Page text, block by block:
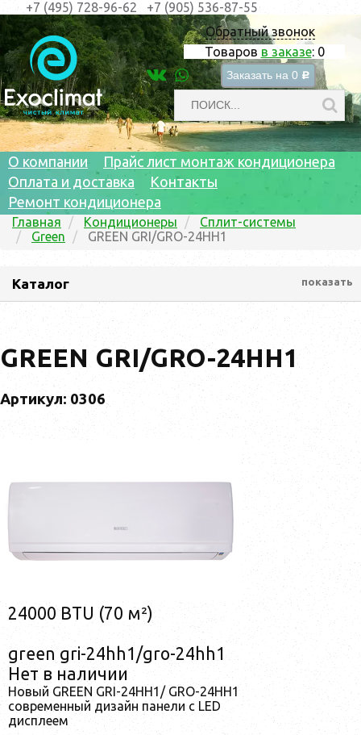
Обратный звонок
Товаров в заказе: 0
Заказать на 0 c
+7 (495) 728-96-62 +7 (905) 536-87-55
О компании
Прайс лист монтаж кондиционера
Оплата и доставка
Контакты
Ремонт кондиционера
Главная Кондиционеры
Сплит-системы
Green
GREEN GRI/GRO-24HH1
Каталог показать
GREEN GRI/GRO-24HH1
Артикул: 0306
24000 BTU (70 м²)
green gri-24hh1/gro-24hh1
Нет в наличии
Новый GREEN GRI-24HH1/ GRO-24HH1
современный дизайн панели с LED
дисплеем